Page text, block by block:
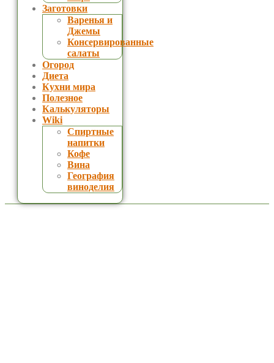
Заготовки
Варенья и
Джемы
Консервированные
салаты
Огород
Диета
Кухни мира
Полезное
Калькуляторы
Wiki
Спиртные
напитки
Кофе
Вина
География
виноделия